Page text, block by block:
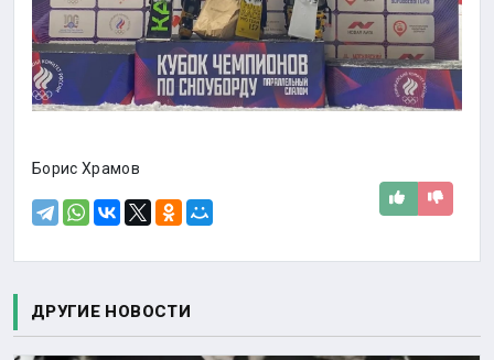
Борис Храмов
ДРУГИЕ НОВОСТИ